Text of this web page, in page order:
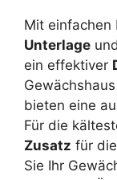
Mit
Unterlage
ein effektiver
bieten eine
Für die
Zusatz für
Sie Ihr